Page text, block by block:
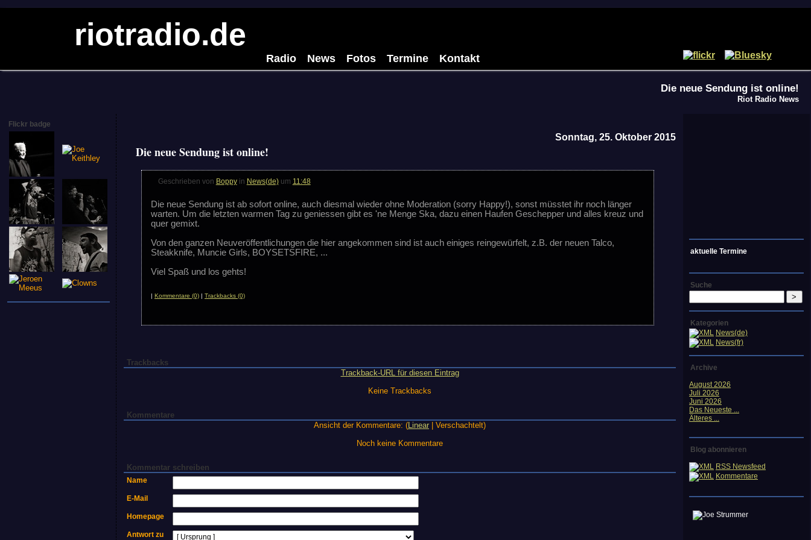
riotradio.de
Radio News Fotos Termine Kontakt
Die neue Sendung ist online!
Riot Radio News
Flickr badge
Sonntag, 25. Oktober 2015
Die neue Sendung ist online!
Geschrieben von Boppy in News(de)um 11:48
Die neue Sendung ist ab sofort online, auch diesmal wieder ohne Moderation (sorry Happy!), sonst müsstet ihr noch länger
warten. Um die letzten warmen Tag zu geniessen gibt es 'ne Menge Ska, dazu einen Haufen Geschepper und alles kreuz und
quer gemixt.
Von den ganzen Neuveröffentlichungen die hier angekommen sind ist auch einiges reingewürfelt, z.B. der neuen Talco,
Steakknife, Muncie Girls, BOYSETSFIRE, ...
Viel Spaß und los gehts!
| Kommentare (0)| Trackbacks (0)
Trackbacks
Trackback-URL für diesen Eintrag
Keine Trackbacks
Kommentare
Ansicht der Kommentare: (Linear | Verschachtelt)
Noch keine Kommentare
Kommentar schreiben
Name
E-Mail
Homepage
Antwort zu
aktuelle Termine
Suche
Kategorien
News(de)
News(fr)
Archive
August 2026
Juli 2026
Juni 2026
Das Neueste ...
Älteres ...
Blog abonnieren
RSS Newsfeed
Kommentare